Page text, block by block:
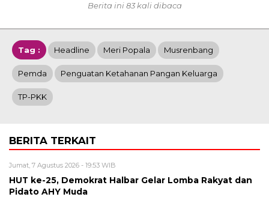
Berita ini 83 kali dibaca
Tag : Headline Meri Popala Musrenbang
Pemda Penguatan Ketahanan Pangan Keluarga
TP-PKK
BERITA TERKAIT
Jumat, 7 Agustus 2026 - 19:53 WIB
HUT ke-25, Demokrat Halbar Gelar Lomba Rakyat dan
Pidato AHY Muda